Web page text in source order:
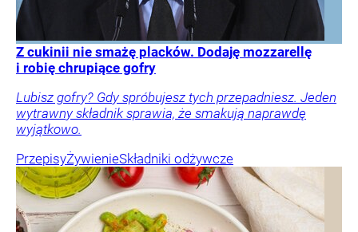
Z cukinii nie smażę placków. Dodaję mozzarellę
i robię chrupiące gofry
Lubisz gofry? Gdy spróbujesz tych przepadniesz. Jeden
wytrawny składnik sprawia, że smakują naprawdę
wyjątkowo.
PrzepisyŻywienieSkładniki odżywcze